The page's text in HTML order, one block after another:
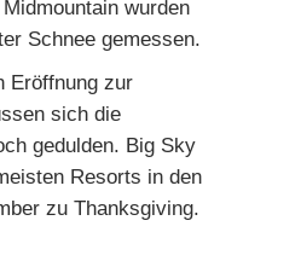
wurden
Schnee gemessen.
Eröffnung zur
sich die
gedulden. Big Sky
Resorts in den
zu Thanksgiving.